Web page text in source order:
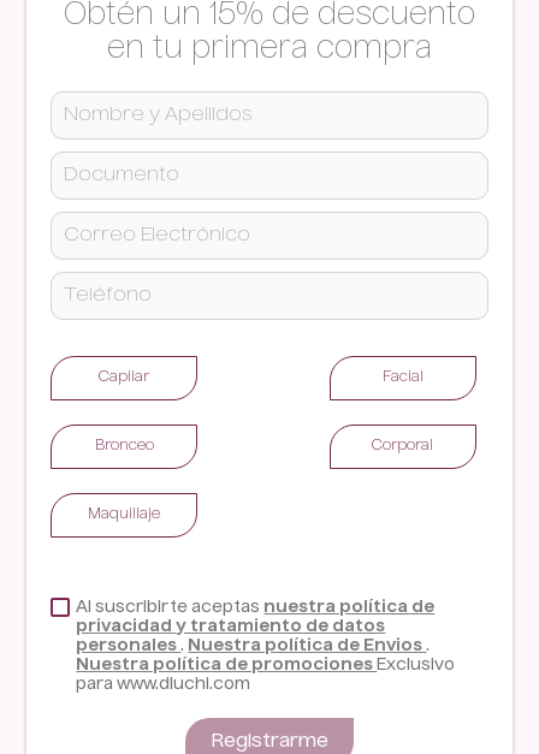
Obtén un 15% de descuento
en tu primera compra
Capilar Facial
Bronceo Corporal
Maquillaje
Al suscribirte aceptas nuestra política de
privacidad y tratamiento de datos
personales. Nuestra política de Envios.
Nuestra política de promociones Exclusivo
para www.dluchi.com
Registrarme